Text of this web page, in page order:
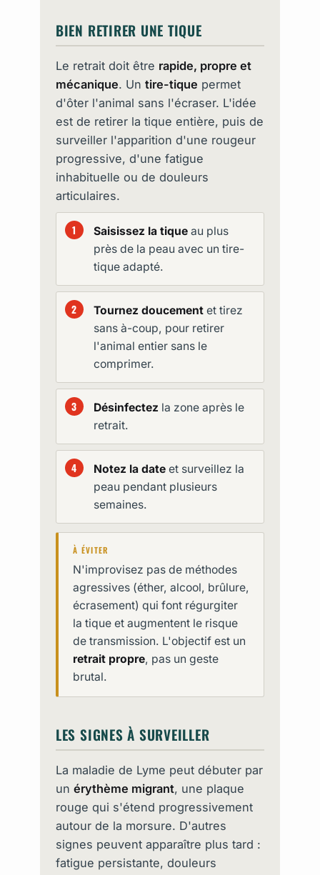
BIEN RETIRER UNE TIQUE
Le retrait doit être rapide, propre et
mécanique. Un tire-tique permet
d'ôter l'animal sans l'écraser. L'idée
est de retirer la tique entière, puis de
surveiller l'apparition d'une rougeur
progressive, d'une fatigue
inhabituelle ou de douleurs
articulaires.
Saisissez la tiqueau plus
près de la peau avec un tire-
tique adapté.
Tournez doucementet tirez
sans à-coup, pour retirer
l'animal entier sans le
comprimer.
Désinfectez la zone après le
retrait.
Notez la dateet surveillez la
peau pendant plusieurs
semaines.
À ÉVITER
N'improvisez pas de méthodes
agressives (éther, alcool, brûlure,
écrasement) qui font régurgiter
la tique et augmentent le risque
de transmission. L'objectif est un
retrait propre, pas un geste
brutal.
LES SIGNES À SURVEILLER
La maladie de Lyme peut débuter par
un érythème migrant, une plaque
rouge qui s'étend progressivement
autour de la morsure. D'autres
signes peuvent apparaître plus tard :
fatigue persistante, douleurs